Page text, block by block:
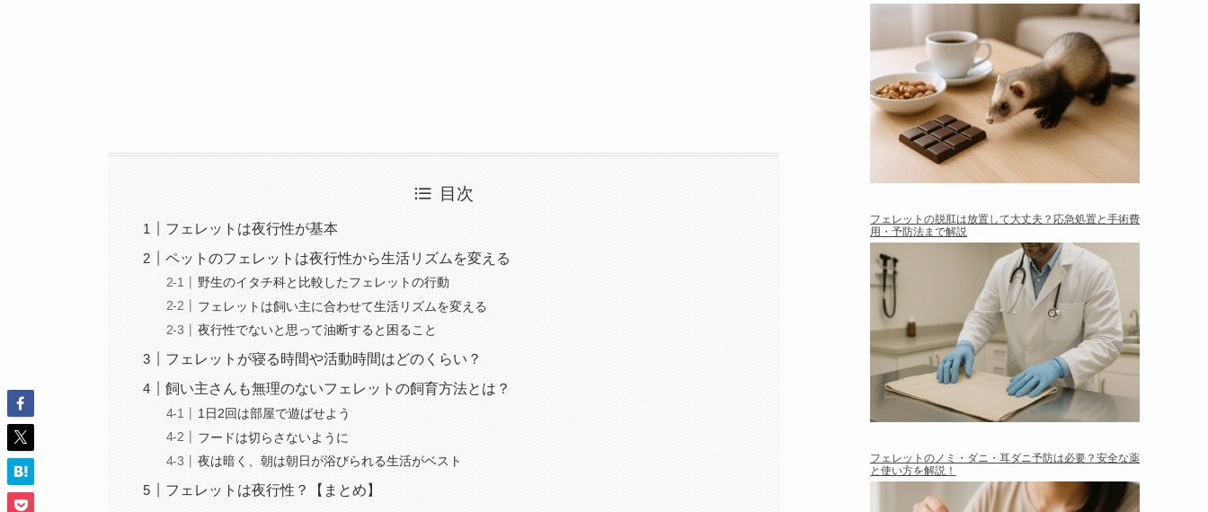
目次
フェレットは夜行性が基本
ペットのフェレットは夜行性から生活リズムを変える
野生のイタチ科と比較したフェレットの行動
フェレットは飼い主に合わせて生活リズムを変える
夜行性でないと思って油断すると困ること
フェレットが寝る時間や活動時間はどのくらい？
飼い主さんも無理のないフェレットの飼育方法とは？
1日2回は部屋で遊ばせよう
フードは切らさないように
夜は暗く、朝は朝日が浴びられる生活がベスト
フェレットは夜行性？【まとめ】
フェレットの脱肛は放置して大丈夫？応急処置と手術費
用・予防法まで解説
フェレットのノミ・ダニ・耳ダニ予防は必要？安全な薬
と使い方を解説！